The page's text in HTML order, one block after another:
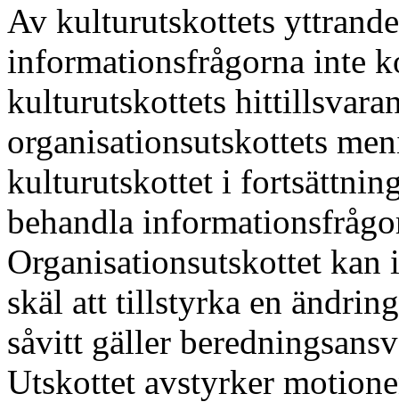
Av kulturutskottets
informationsfrågorna inte
kulturutskottets
organisationsutskottets
kulturutskottet i
behandla
Organisationsutskottet
skäl att tillstyrka en
såvitt gäller
Utskottet avstyrker